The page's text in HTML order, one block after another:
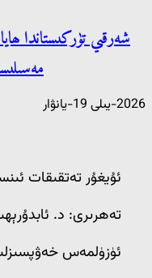
شەرقىي تۈركىستاندا
2026-يىلى 19-يانۋار
ئۇيغۇر تەتقىقات
تەھرىرى: د.
ئۈزۈلمەس